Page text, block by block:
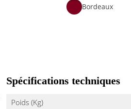
Bordeaux
Spécifications techniques
Poids (Kg)